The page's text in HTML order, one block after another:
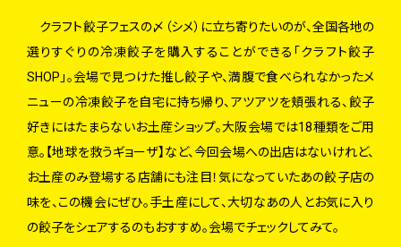
クラフト餃子フェスの〆（シメ）に立ち寄りたいのが、全国各地の
選りすぐりの冷凍餃子を購入することができる「クラフト餃子
SHOP」。会場で見つけた推し餃子や、満腹で食べられなかったメ
ニューの冷凍餃子を自宅に持ち帰り、アツアツを頬張れる、餃子
好きにはたまらないお土産ショップ。大阪会場では18種類をご用
意。【地球を救うギョーザ】など、今回会場への出店はないけれど、
お土産のみ登場する店舗にも注目！気になっていたあの餃子店の
味を、この機会にぜひ。手土産にして、大切なあの人とお気に入り
の餃子をシェアするのもおすすめ。会場でチェックしてみて。